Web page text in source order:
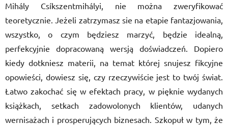
Mihály Csíkszentmihályi, nie można zweryfikować
teoretycznie. Jeżeli zatrzymasz sie na etapie fantazjowania,
wszystko, o czym będziesz marzyć, będzie idealną,
perfekcyjnie dopracowaną wersją doświadczeń. Dopiero
kiedy dotkniesz materii, na temat której snujesz fikcyjne
opowieści, dowiesz się, czy rzeczywiście jest to twój świat.
Łatwo zakochać się w efektach pracy, w pięknie wydanych
książkach, setkach zadowolonych klientów, udanych
wernisażach i prosperujących biznesach. Szkopuł w tym, że